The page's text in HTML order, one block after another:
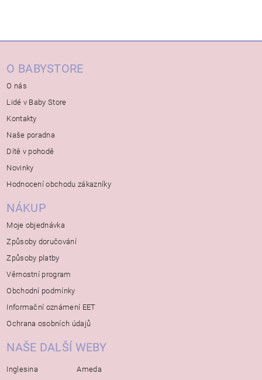
O BABYSTORE
O nás
Lidé v Baby Store
Kontakty
Naše poradna
Dítě v pohodě
Novinky
Hodnocení obchodu zákazníky
NÁKUP
Moje objednávka
Způsoby doručování
Způsoby platby
Věrnostní program
Obchodní podmínky
Informační oznámení EET
Ochrana osobních údajů
NAŠE DALŠÍ WEBY
Inglesina
Ameda